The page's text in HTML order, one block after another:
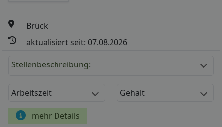
Brück
aktualisiert seit: 07.08.2026
Stellenbeschreibung:
Arbeitszeit Gehalt
mehr Details